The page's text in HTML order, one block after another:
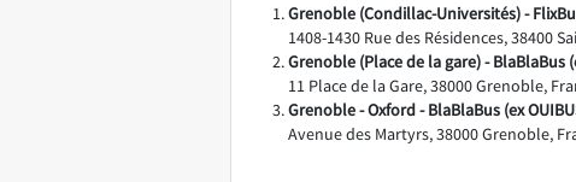
Grenoble (Condillac-Universités) -
1408-1430 Rue des Résidences, 38400
Grenoble (Place de la gare) - BlaBlaBus
11 Place de la Gare, 38000 Grenoble,
Grenoble - Oxford - BlaBlaBus (ex
Avenue des Martyrs, 38000 Grenoble,